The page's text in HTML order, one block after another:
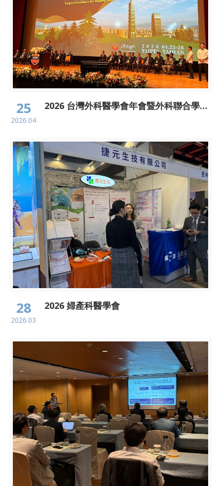
25
2026.04
2026 台灣外科醫學會年會暨外科聯合學術國際研討會
28
2026.03
2026 婦產科醫學會